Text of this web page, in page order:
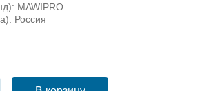
MAWIPRO
Россия